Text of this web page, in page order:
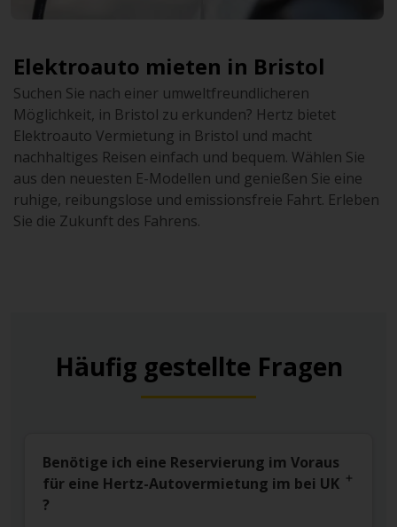
Elektroauto mieten in Bristol
Suchen Sie nach einer umweltfreundlicheren
Möglichkeit, in Bristol zu erkunden? Hertz bietet
Elektroauto Vermietung in Bristol und macht
nachhaltiges Reisen einfach und bequem. Wählen Sie
aus den neuesten E-Modellen und genießen Sie eine
ruhige, reibungslose und emissionsfreie Fahrt. Erleben
Sie die Zukunft des Fahrens.
Häufig gestellte Fragen
Benötige ich eine Reservierung im Voraus
für eine Hertz-Autovermietung im bei UK
?